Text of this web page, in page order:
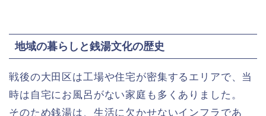
地域の暮らしと銭湯文化の歴史
戦後の大田区は工場や住宅が密集するエリアで、当
時は自宅にお風呂がない家庭も多くありました。
そのため銭湯は、生活に欠かせないインフラであ